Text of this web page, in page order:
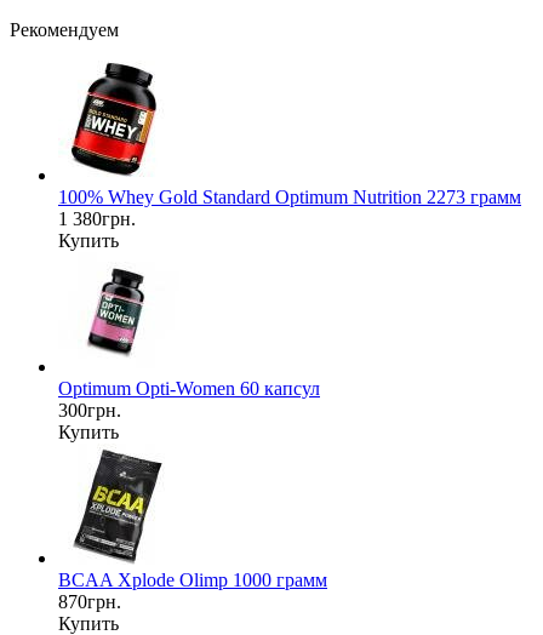
Рекомендуем
100% Whey Gold Standard Optimum Nutrition 2273 грамм
1 380грн.
Купить
Optimum Opti-Women 60 капсул
300грн.
Купить
BCAA Xplode Olimp 1000 грамм
870грн.
Купить